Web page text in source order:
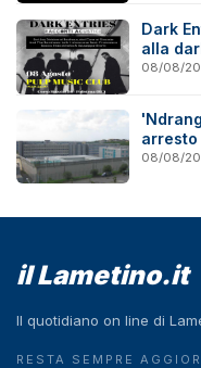
Dark
alla
08/08/
arresto
08/08/
il Lametino.it
Il quotidiano on line di
RESTA SEMPRE